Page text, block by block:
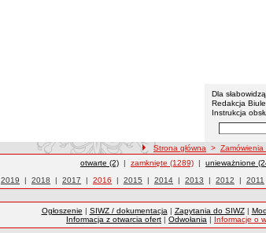
BIP -
Menu
Dla
Redakcja
Instrukcja
Wyszukiwarka
ścieżka nawigacji
Strona główna > Zamówienia
Zamówienia publiczne
otwarte (2) | Zamówienia publiczne
zamknięte (1289) | Zamówienia
unieważnione
Zamówienia publiczne z roku
2019 | Zamówienia publiczne z roku
2018 | Zamówienia publiczne z roku
2017 | Zamówienia publiczne z roku
2016 | Zamówienia publiczne z roku
2015 | Zamówienia publiczne z roku
2014 | Zamówienia
2013 | Zamówienia
2012 | 2011
Ogłoszenie | SIWZ / dokumentacja | Zapytania do SIWZ|
Informacja z otwarcia ofert | Odwołania | Informacje o